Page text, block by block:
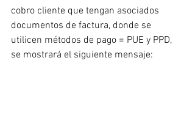
cobro cliente que tengan asociados
documentos de factura, donde se
utilicen métodos de pago = PUE y PPD,
se mostrará el siguiente mensaje: